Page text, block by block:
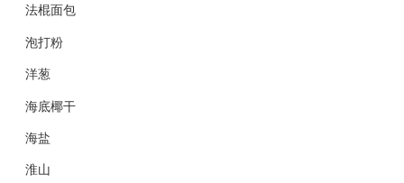
法棍面包
泡打粉
洋葱
海底椰干
海盐
淮山